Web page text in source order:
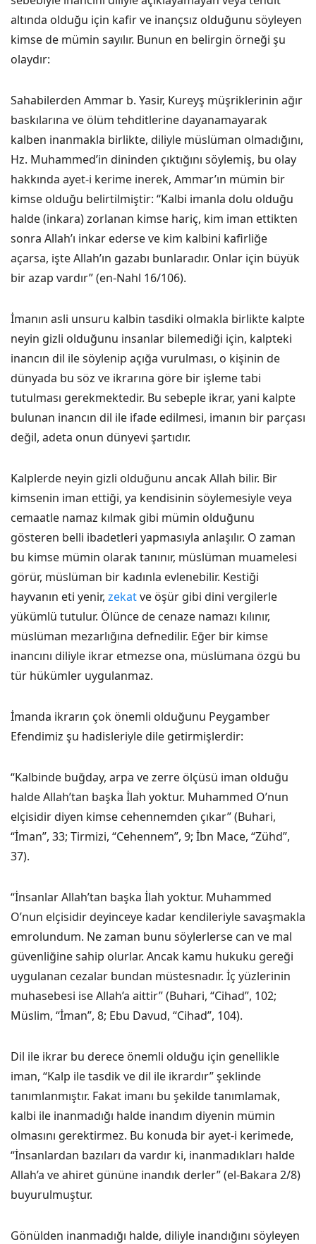
altında olduğu için kafir ve inançsız olduğunu söyleyen
kimse de mümin sayılır. Bunun en belirgin örneği şu
olaydır:
Sahabilerden Ammar b. Yasir, Kureyş müşriklerinin ağır
baskılarına ve ölüm tehditlerine dayanamayarak
kalben inanmakla birlikte, diliyle müslüman olmadığını,
Hz. Muhammed’in dininden çıktığını söylemiş, bu olay
hakkında ayet-i kerime inerek, Ammar’ın mümin bir
kimse olduğu belirtilmiştir: “Kalbi imanla dolu olduğu
halde (inkara) zorlanan kimse hariç, kim iman ettikten
sonra Allah’ı inkar ederse ve kim kalbini kafirliğe
açarsa, işte Allah’ın gazabı bunlaradır. Onlar için büyük
bir azap vardır” (en-Nahl 16/106).
İmanın asli unsuru kalbin tasdiki olmakla birlikte kalpte
neyin gizli olduğunu insanlar bilemediği için, kalpteki
inancın dil ile söylenip açığa vurulması, o kişinin de
dünyada bu söz ve ikrarına göre bir işleme tabi
tutulması gerekmektedir. Bu sebeple ikrar, yani kalpte
bulunan inancın dil ile ifade edilmesi, imanın bir parçası
değil, adeta onun dünyevi şartıdır.
Kalplerde neyin gizli olduğunu ancak Allah bilir. Bir
kimsenin iman ettiği, ya kendisinin söylemesiyle veya
cemaatle namaz kılmak gibi mümin olduğunu
gösteren belli ibadetleri yapmasıyla anlaşılır. O zaman
bu kimse mümin olarak tanınır, müslüman muamelesi
görür, müslüman bir kadınla evlenebilir. Kestiği
hayvanın eti yenir, zekatve öşür gibi dini vergilerle
yükümlü tutulur. Ölünce de cenaze namazı kılınır,
müslüman mezarlığına defnedilir. Eğer bir kimse
inancını diliyle ikrar etmezse ona, müslümana özgü bu
tür hükümler uygulanmaz.
İmanda ikrarın çok önemli olduğunu Peygamber
Efendimiz şu hadisleriyle dile getirmişlerdir:
“Kalbinde buğday, arpa ve zerre ölçüsü iman olduğu
halde Allah’tan başka İlah yoktur. Muhammed O’nun
elçisidir diyen kimse cehennemden çıkar” (Buhari,
“İman”, 33; Tirmizi, “Cehennem”, 9; İbn Mace, “Zühd”,
37).
“İnsanlar Allah’tan başka İlah yoktur. Muhammed
O’nun elçisidir deyinceye kadar kendileriyle savaşmakla
emrolundum. Ne zaman bunu söylerlerse can ve mal
güvenliğine sahip olurlar. Ancak kamu hukuku gereği
uygulanan cezalar bundan müstesnadır. İç yüzlerinin
muhasebesi ise Allah’a aittir” (Buhari, “Cihad”, 102;
Müslim, “İman”, 8; Ebu Davud, “Cihad”, 104).
Dil ile ikrar bu derece önemli olduğu için genellikle
iman, “Kalp ile tasdik ve dil ile ikrardır” şeklinde
tanımlanmıştır. Fakat imanı bu şekilde tanımlamak,
kalbi ile inanmadığı halde inandım diyenin mümin
olmasını gerektirmez. Bu konuda bir ayet-i kerimede,
“İnsanlardan bazıları da vardır ki, inanmadıkları halde
Allah’a ve ahiret gününe inandık derler” (el-Bakara 2/8)
buyurulmuştur.
Gönülden inanmadığı halde, diliyle inandığını söyleyen